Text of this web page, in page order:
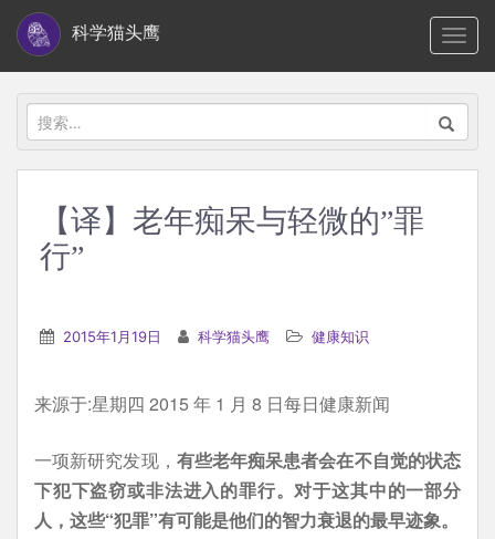
i
科学猫头鹰
搜
索：
【译】老年痴呆与轻微的”罪
行”
2015年1月19日 科学猫头鹰 健康知识
来源于:星期四 2015 年 1 月 8 日每日健康新闻
一项新研究发现， 有些老年痴呆患者会在不自觉的状态
下犯下盗窃或非法进入的罪行。对于这其中的一部分
人，这些“犯罪”有可能是他们的智力衰退的最早迹象。